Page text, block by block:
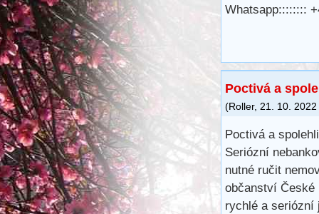
Whatsapp::::::::
Poctivá a
(Roller, 21. 10. 2022
Poctivá a
Seriózní
nutné ručit
občanství České
rychlé a seriózní